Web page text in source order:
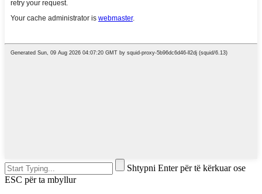
Shtypni Enter për të kërkuar ose
ESC për ta mbyllur